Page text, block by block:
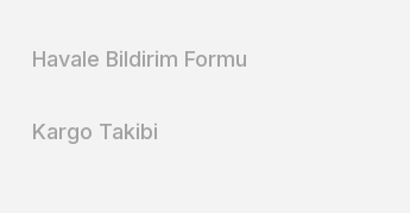
Havale Bildirim Formu
Kargo Takibi